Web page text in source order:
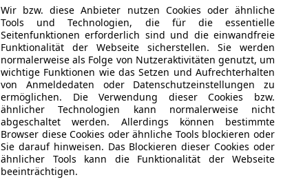
Komfort
Einparkhilfe
Elektrische
Elektrische
Lichtsensor
Start/Stop-
Mehr anzeigen
Außenfarbe
Gelb
Farbe laut Hersteller
SUN OF
Farbe der Innenausstattung
Grau
Innenausstattung
Stoff
**Torino Ausstattung:**
Wir bzw. diese Anbieter nutzen Cookies oder ähnliche
Tools und Technologien, die für die essentielle
Seitenfunktionen erforderlich sind und die einwandfreie
Funktionalität der Webseite sicherstellen. Sie werden
normalerweise als Folge von Nutzeraktivitäten genutzt, um
wichtige Funktionen wie das Setzen und Aufrechterhalten
von Anmeldedaten oder Datenschutzeinstellungen zu
ermöglichen. Die Verwendung dieser Cookies bzw.
ähnlicher Technologien kann normalerweise nicht
abgeschaltet werden. Allerdings können bestimmte
Browser diese Cookies oder ähnliche Tools blockieren oder
Sie darauf hinweisen. Das Blockieren dieser Cookies oder
ähnlicher Tools kann die Funktionalität der Webseite
beeinträchtigen.